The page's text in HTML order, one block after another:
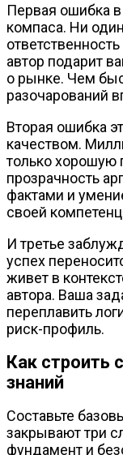
Первая ошибка
компаса. Ни
автор подарит
о рынке. Чем
разочарований
Вторая ошибка
качеством.
только хорошую
прозрачность
фактами и
своей
И третье
успех
живет в
автора. Ваша
переплавить
риск-профиль.
Как строить
знаний
Составьте
закрывают три
фундамент и